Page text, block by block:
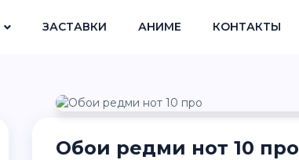
ЗАСТАВКИ АНИМЕ КОНТАКТЫ
Обои редми нот 10 про